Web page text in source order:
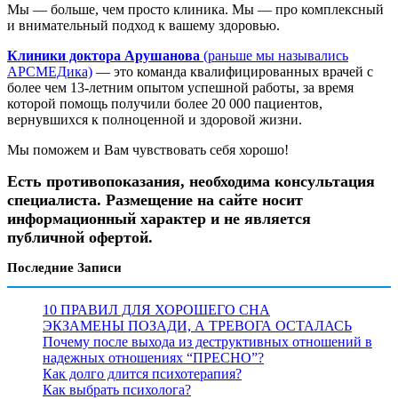
Мы — больше, чем просто клиника. Мы — про комплексный
и внимательный подход к вашему здоровью.
Клиники доктора Арушанова (раньше мы назывались
АРСМЕДика) — это команда квалифицированных врачей с
более чем 13-летним опытом успешной работы, за время
которой помощь получили более 20 000 пациентов,
вернувшихся к полноценной и здоровой жизни.
Мы поможем и Вам чувствовать себя хорошо!
Есть противопоказания, необходима консультация
специалиста. Размещение на сайте носит
информационный характер и не является
публичной офертой.
Последние Записи
10 ПРАВИЛ ДЛЯ ХОРОШЕГО СНА
ЭКЗАМЕНЫ ПОЗАДИ, А ТРЕВОГА ОСТАЛАСЬ
Почему после выхода из деструктивных отношений в
надежных отношениях “ПРЕСНО”?
Как долго длится психотерапия?
Как выбрать психолога?